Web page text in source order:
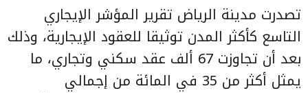
تصدرت مدينة الرياض تقرير المؤشر الإيجاري
التاسع كأكثر المدن توثيقا للعقود الإيجارية، وذلك
بعد أن تجاوزت 67 ألف عقد سكني وتجاري، ما
يمثل أكثر من 35 في المائة من إجمالي